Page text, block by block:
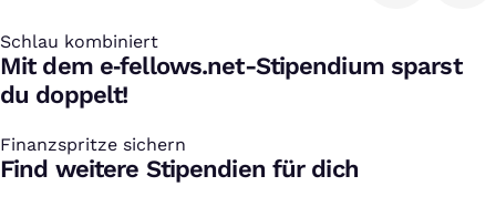
Schlau kombiniert
:
Mit dem e‑fellows.net-Stipendium sparst
du doppelt!
Finanzspritze sichern
:
Find weitere Stipendien für dich